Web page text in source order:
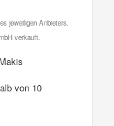
jeweiligen Anbieters.
verkauft.
von 10